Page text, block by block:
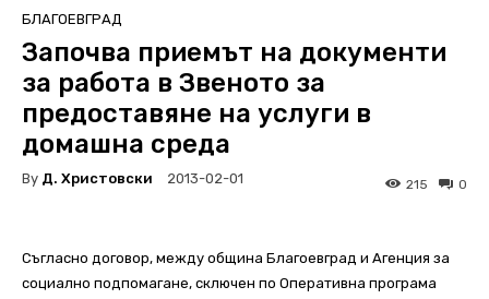
БЛАГОЕВГРАД
Започва приемът на документи
за работа в Звеното за
предоставяне на услуги в
домашна среда
By Д. Христовски 2013-02-01 0
215
Съгласно договор, между община Благоевград и Агенция за
социално подпомагане, сключен по Оперативна програма